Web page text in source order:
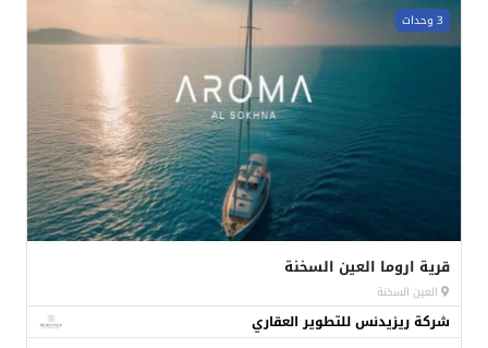
3 وحدات
قرية اروما العين السخنة
العين السخنة
شركة ريزيدنس للتطوير العقاري